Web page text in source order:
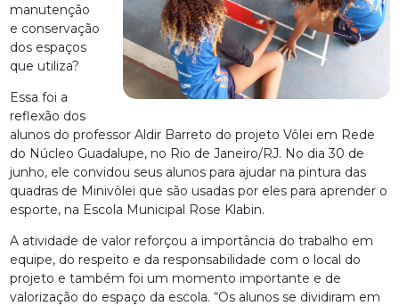
manutenção
e conservação
dos espaços
que utiliza?
Essa foi a
reflexão dos
alunos do professor Aldir Barreto do projeto Vôlei em Rede
do Núcleo Guadalupe, no Rio de Janeiro/RJ. No dia 30 de
junho, ele convidou seus alunos para ajudar na pintura das
quadras de Minivôlei que são usadas por eles para aprender o
esporte, na Escola Municipal Rose Klabin.
A atividade de valor reforçou a importância do trabalho em
equipe, do respeito e da responsabilidade com o local do
projeto e também foi um momento importante e de
valorização do espaço da escola. “Os alunos se dividiram em